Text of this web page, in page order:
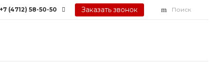
+7 (4712) 58-50-50 Заказать звонок Поиск